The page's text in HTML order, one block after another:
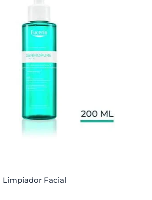
Limpiador Facial